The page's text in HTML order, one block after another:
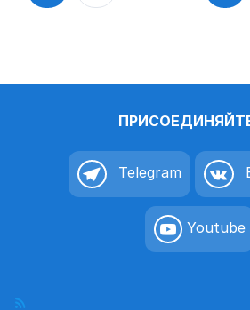
Telegram
Youtube